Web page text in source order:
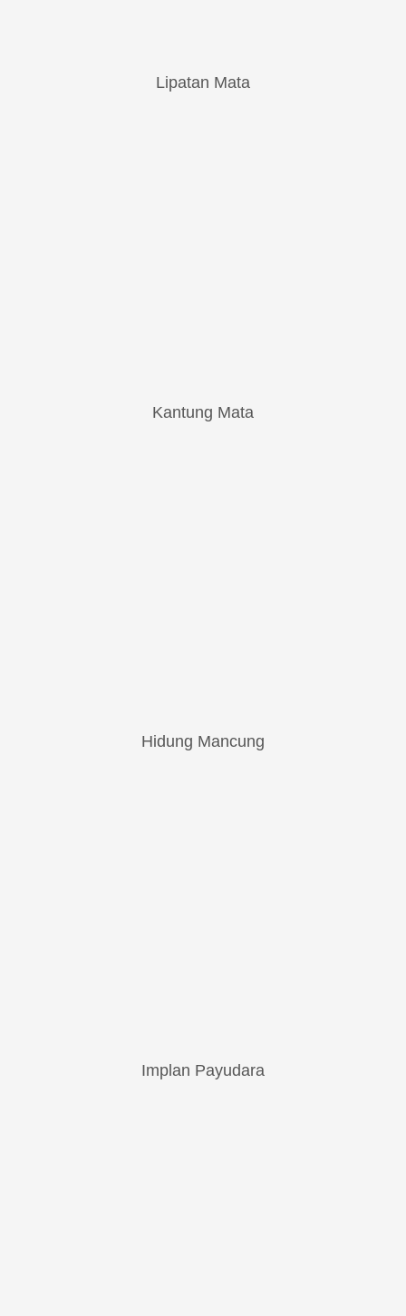
Lipatan Mata
Kantung Mata
Hidung Mancung
Implan Payudara